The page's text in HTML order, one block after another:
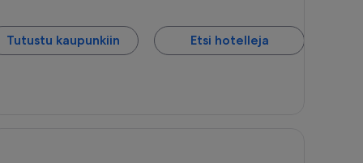
Tutustu kaupunkiin Etsi hotelleja